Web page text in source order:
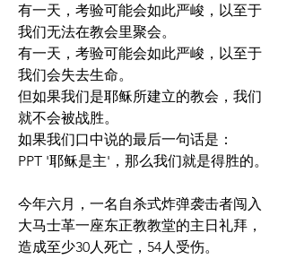
有一天，考验可能会如此严峻，以至于
我们无法在教会里聚会。
有一天，考验可能会如此严峻，以至于
我们会失去生命。
但如果我们是耶稣所建立的教会，我们
就不会被战胜。
如果我们口中说的最后一句话是：
PPT '耶稣是主'，那么我们就是得胜的。
今年六月，一名自杀式炸弹袭击者闯入
大马士革一座东正教教堂的主日礼拜，
造成至少30人死亡，54人受伤。